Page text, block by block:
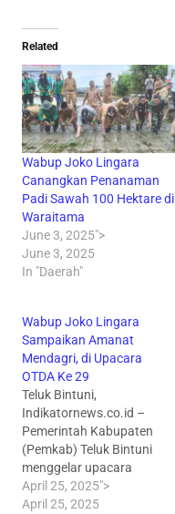
Related
Wabup Joko Lingara
Canangkan Penanaman
Padi Sawah 100 Hektare di
Waraitama
June 3, 2025">
June 3, 2025
In "Daerah"
Wabup Joko Lingara
Sampaikan Amanat
Mendagri, di Upacara
OTDA Ke 29
Teluk Bintuni,
Indikatornews.co.id –
Pemerintah Kabupaten
(Pemkab) Teluk Bintuni
menggelar upacara
peringatan Hari Otonomi
Daerah (Otoda) ke-29
April 25, 2025">
April 25, 2025